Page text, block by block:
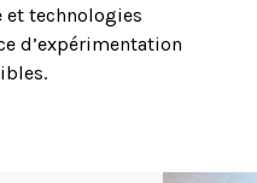
technologies
d’expérimentation